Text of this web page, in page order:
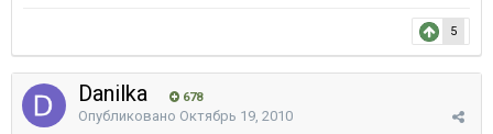
5
Danilka 678
Опубликовано Октябрь 19, 2010